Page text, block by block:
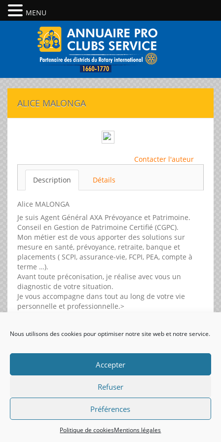
Nous utilisons des cookies pour optimiser notre site web et notre service.
Accepter
Refuser
Préférences
Politique de cookiesMentions légales
ALICE MALONGA
Contacter l'auteur
Description Détails
Alice MALONGA
Je suis Agent Général AXA Prévoyance et Patrimoine.
Conseil en Gestion de Patrimoine Certifié (CGPC).
Mon métier est de vous apporter des solutions sur
mesure en santé, prévoyance, retraite, banque et
placements ( SCPI, assurance-vie, FCPI, PEA, compte à
terme …).
Avant toute préconisation, je réalise avec vous un
diagnostic de votre situation.
Je vous accompagne dans tout au long de votre vie
personnelle et professionnelle.>
visiteurs uniques:
MENU